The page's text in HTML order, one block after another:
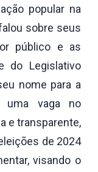
popular na
sobre seus
público e as
do Legislativo
nome para a
uma vaga no
e transparente,
de 2024
visando o